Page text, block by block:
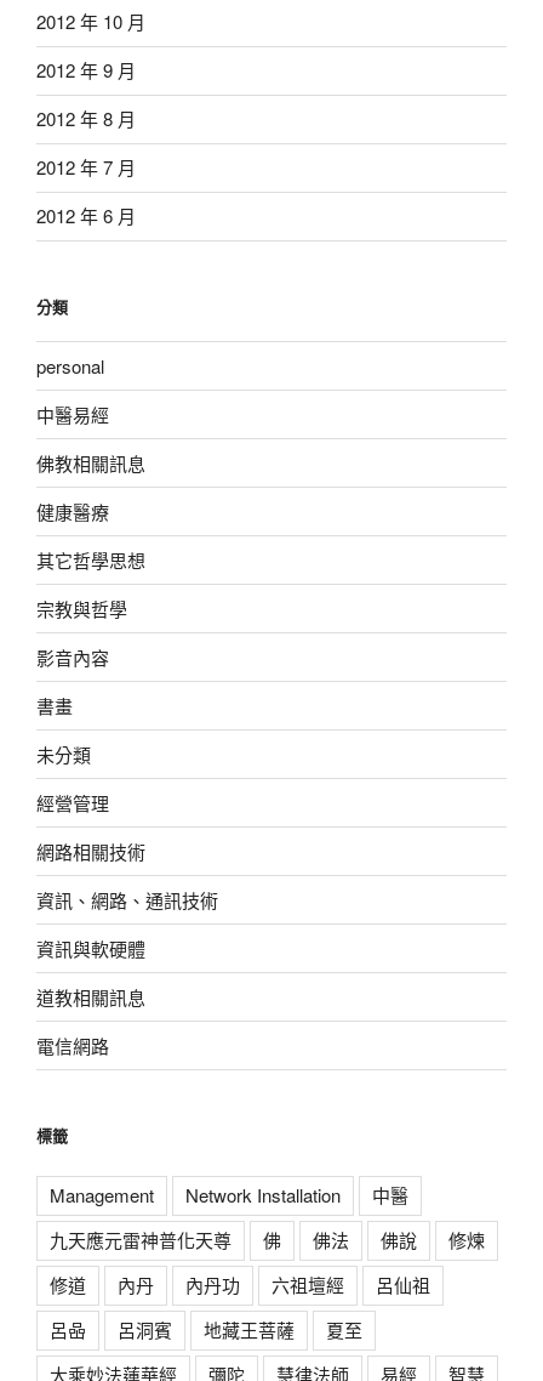
2012 年 10 月
2012 年 9 月
2012 年 8 月
2012 年 7 月
2012 年 6 月
分類
personal
中醫易經
佛教相關訊息
健康醫療
其它哲學思想
宗教與哲學
影音內容
書畫
未分類
經營管理
網路相關技術
資訊、網路、通訊技術
資訊與軟硬體
道教相關訊息
電信網路
標籤
Management Network Installation
中醫
九天應元雷神普化天尊
佛 佛法 佛說
修煉
修道
內丹 內丹功 六祖壇經
呂仙祖
呂喦
呂洞賓 地藏王菩薩
夏至
大乘妙法蓮華經
彌陀 慧律法師 易經 智慧